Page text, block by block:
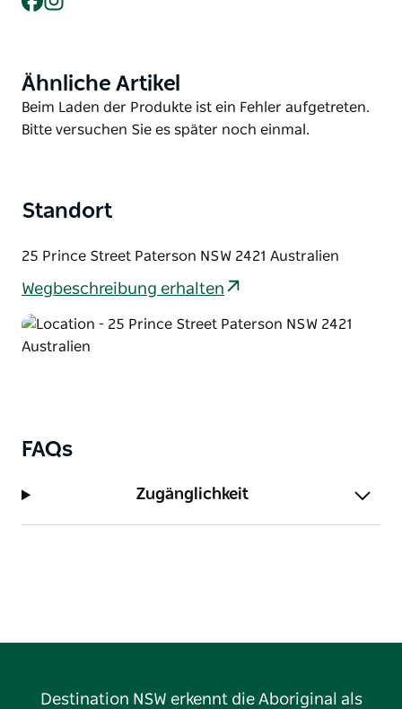
Product
List
Ähnliche Artikel
Product
List
Beim Laden der Produkte ist ein Fehler aufgetreten.
Bitte versuchen Sie es später noch einmal.
Standort
25 Prince Street Paterson NSW 2421 Australien
Wegbeschreibung erhalten
FAQs
Zugänglichkeit
Destination NSW erkennt die Aboriginal als